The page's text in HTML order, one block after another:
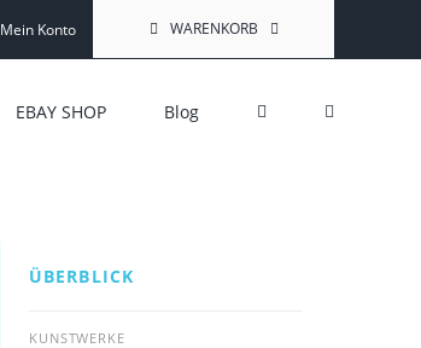
Mein Konto WARENKORB
EBAY SHOP Blog
ÜBERBLICK
KUNSTWERKE